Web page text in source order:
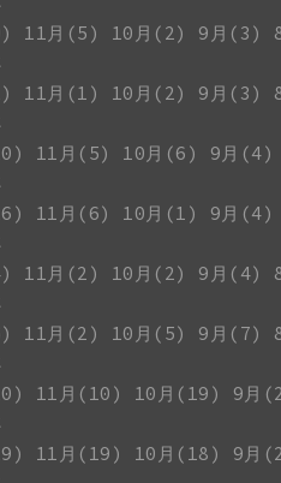
11月(5) 10月(2) 9月(3)
11月(1) 10月(2) 9月(3)
11月(5) 10月(6) 9月(4)
11月(6) 10月(1) 9月(4)
11月(2) 10月(2) 9月(4)
11月(2) 10月(5) 9月(7)
11月(10) 10月(19) 9月
11月(19) 10月(18) 9月